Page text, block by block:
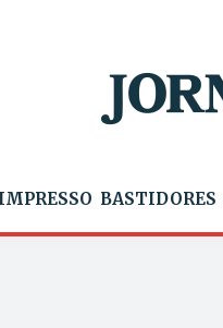
IMPRESSO BASTIDORES